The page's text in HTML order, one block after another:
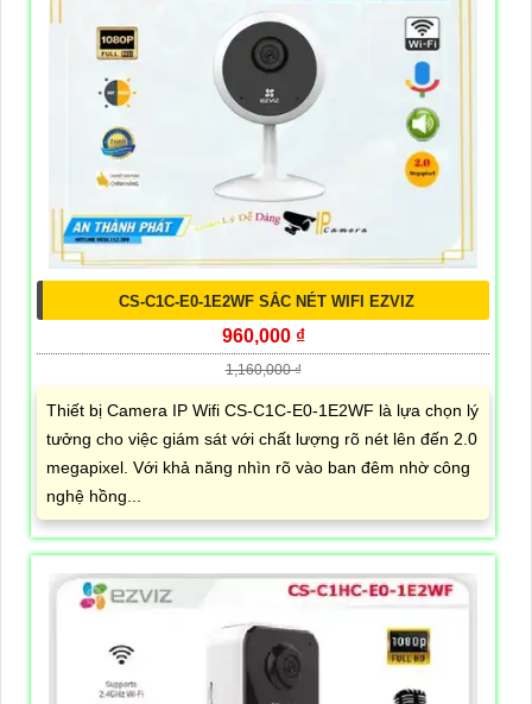
CS-C1C-E0-1E2WF SẮC NÉT WIFI EZVIZ
960,000 ₫
1,160,000 ₫
Thiết bị Camera IP Wifi CS-C1C-E0-1E2WF là lựa chọn lý
tưởng cho việc giám sát với chất lượng rõ nét lên đến 2.0
megapixel. Với khả năng nhìn rõ vào ban đêm nhờ công
nghệ hồng...